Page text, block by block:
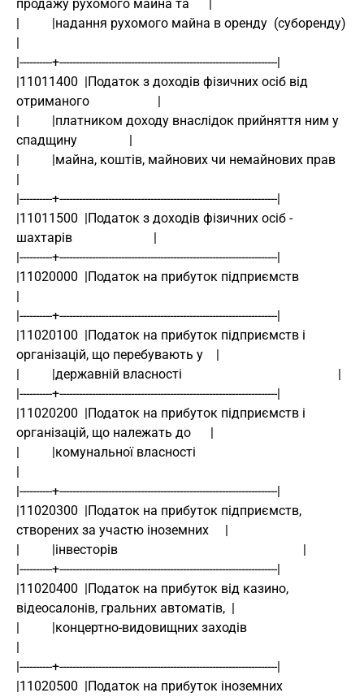
продажу рухомого майна та      |
|          |надання рухомого майна в оренду  (суборенду)
|
|----------+-------------------------------------------------------------------|
|11011400  |Податок з доходів фізичних осіб від
отриманого                     |
|          |платником доходу внаслідок прийняття ним у
спадщину                |
|          |майна, коштів, майнових чи немайнових прав
|
|----------+-------------------------------------------------------------------|
|11011500  |Податок з доходів фізичних осіб -
шахтарів                         |
|----------+-------------------------------------------------------------------|
|11020000  |Податок на прибуток підприємств
|
|----------+-------------------------------------------------------------------|
|11020100  |Податок на прибуток підприємств і
організацій, що перебувають у    |
|          |державній власності                                                |
|----------+-------------------------------------------------------------------|
|11020200  |Податок на прибуток підприємств і
організацій, що належать до      |
|          |комунальної власності
|
|----------+-------------------------------------------------------------------|
|11020300  |Податок на прибуток підприємств,
створених за участю іноземних     |
|          |інвесторів                                                         |
|----------+-------------------------------------------------------------------|
|11020400  |Податок на прибуток від казино,
відеосалонів, гральних автоматів,  |
|          |концертно-видовищних заходів
|
|----------+-------------------------------------------------------------------|
|11020500  |Податок на прибуток іноземних